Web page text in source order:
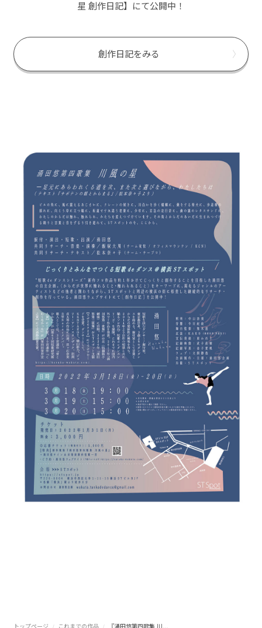
星 創作日記】にて公開中！
創作日記をみる
トップページ これまでの作品 『涌田悠第四歌集 川…